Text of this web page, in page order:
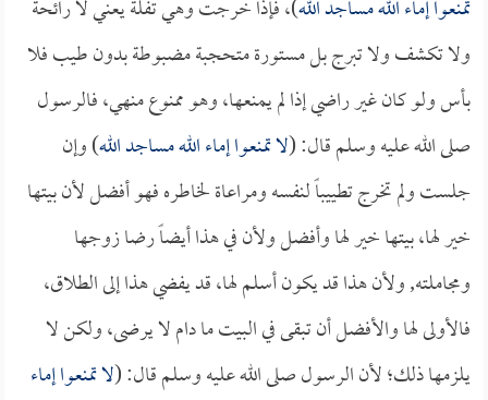
تمنعوا إماء الله مساجد الله)، فإذا خرجت وهي تفلة يعني لا رائحة
ولا تكشف ولا تبرج بل مستورة متحجبة مضبوطة بدون طيب فلا
بأس ولو كان غير راضي إذا لم يمنعها، وهو ممنوع منهي، فالرسول
صلى الله عليه وسلم قال: (لا تمنعوا إماء الله مساجد الله) وإن
جلست ولم تخرج تطييباً لنفسه ومراعاة لخاطره فهو أفضل لأن بيتها
خير لها، بيتها خير لها وأفضل ولأن في هذا أيضاً رضا زوجها
ومجاملته, ولأن هذا قد يكون أسلم لها، قد يفضي هذا إلى الطلاق،
فالأولى لها والأفضل أن تبقى في البيت ما دام لا يرضى، ولكن لا
يلزمها ذلك؛ لأن الرسول صلى الله عليه وسلم قال: (لا تمنعوا إماء